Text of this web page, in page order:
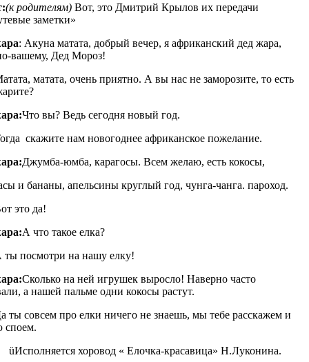
(к родителям) Вот, это Дмитрий Крылов их передачи
заметки»
: Акуна матата, добрый вечер, я африканский дед жара,
вашему, Дед Мороз!
матата, очень приятно. А вы нас не заморозите, то есть
Что вы? Ведь сегодня новый год.
скажите нам новогоднее африканское пожелание.
Джумба-юмба, карагосы. Всем желаю, есть кокосы,
и бананы, апельсины круглый год, чунга-чанга. пароход.
это да!
А что такое елка?
ты посмотри на нашу елку!
Сколько на ней игрушек выросло! Наверно часто
а нашей пальме одни кокосы растут.
ты совсем про елки ничего не знаешь, мы тебе расскажем и
споем.
üИсполняется хоровод « Елочка-красавица» Н.Луконина.